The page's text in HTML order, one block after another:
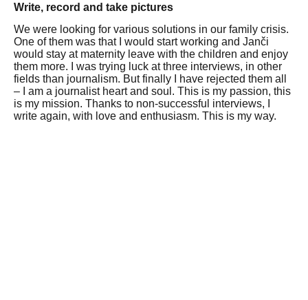
Write, record and take pictures
We were looking for various solutions in our family crisis.
One of them was that I would start working and Janči
would stay at maternity leave with the children and enjoy
them more.
I was trying luck at three interviews, in other
fields than journalism. But finally I have rejected them all
– I am a journalist heart and soul. This is my passion, this
is my mission. Thanks to non-successful interviews, I
write again, with love and enthusiasm. This is my way.